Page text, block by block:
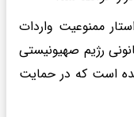
ممنوعیت واردات
رژیم صهیونیستی
است که در حمایت